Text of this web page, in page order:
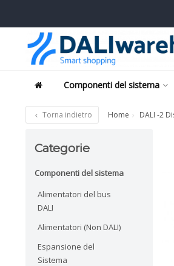
Componenti del sistema
Torna indietro Home DALI -2
Categorie
Componenti del sistema
Alimentatori del bus
DALI
Alimentatori (Non DALI)
Espansione del
Sistema